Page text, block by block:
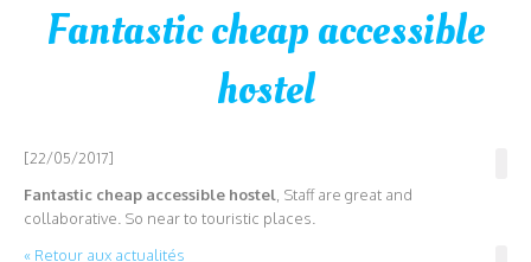
Fantastic cheap accessible
hostel
[22/05/2017]
Fantastic cheap accessible hostel, Staff are great and
collaborative. So near to touristic places.
« Retour aux actualités